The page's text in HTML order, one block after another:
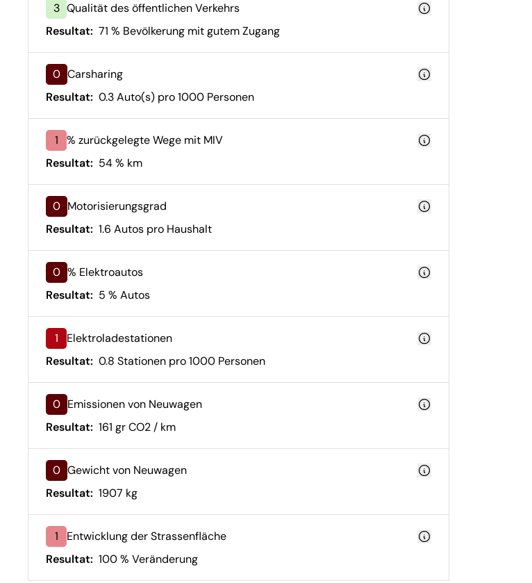
3 Qualität des öffentlichen Verkehrs
Resultat: 71 % Bevölkerung mit gutem Zugang
0 Carsharing
Resultat: 0.3 Auto(s) pro 1000 Personen
1
% zurückgelegte Wege mit MIV
Resultat: 54 % km
0 Motorisierungsgrad
Resultat: 1.6 Autos pro Haushalt
0 % Elektroautos
Resultat: 5 % Autos
1
Elektroladestationen
Resultat: 0.8 Stationen pro 1000 Personen
0 Emissionen von Neuwagen
Resultat: 161 gr CO2 / km
0 Gewicht von Neuwagen
Resultat: 1907 kg
1
Entwicklung der Strassenfläche
Resultat: 100 % Veränderung